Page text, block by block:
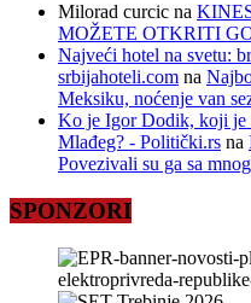
Milorad curcic na
MOŽETE OTKRITI
Najveći hotel na svetu:
srbijahoteli.com na
Meksiku, noćenje van
Ko je Igor Dodik, koji je
Mlađeg? - Politički.rs na
Povezivali su ga sa
SPONZORI